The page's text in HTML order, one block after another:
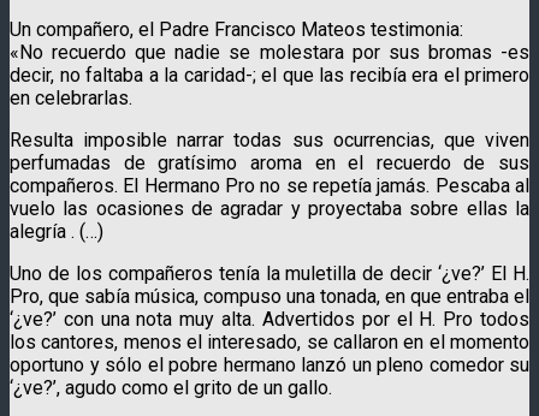
Un compañero, el Padre Francisco Mateos testimonia:
«No recuerdo que nadie se molestara por sus bromas -es
decir, no faltaba a la caridad-; el que las recibía era el primero
en celebrarlas.
Resulta imposible narrar todas sus ocurrencias, que viven
perfumadas de gratísimo aroma en el recuerdo de sus
compañeros. El Hermano Pro no se repetía jamás. Pescaba al
vuelo las ocasiones de agradar y proyectaba sobre ellas la
alegría . (…)
Uno de los compañeros tenía la muletilla de decir ‘¿ve?’ El H.
Pro, que sabía música, compuso una tonada, en que entraba el
‘¿ve?’ con una nota muy alta. Advertidos por el H. Pro todos
los cantores, menos el interesado, se callaron en el momento
oportuno y sólo el pobre hermano lanzó un pleno comedor su
‘¿ve?’, agudo como el grito de un gallo.